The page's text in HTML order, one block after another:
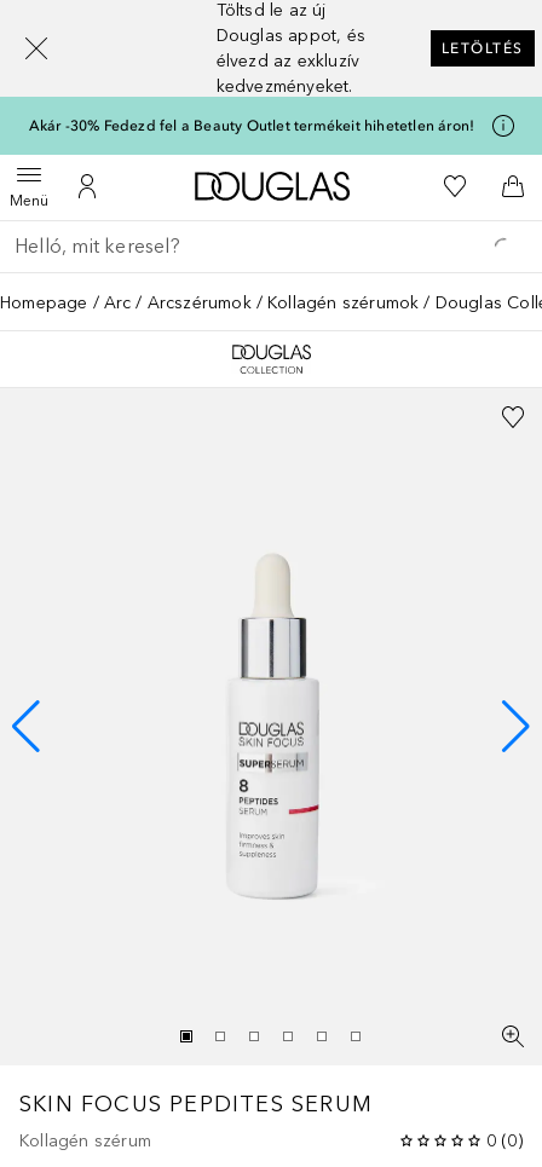
Töltsd le az új
Douglas appot, és
élvezd az exkluzív
kedvezményeket.
LETÖLTÉS
Akár -30% Fedezd fel a Beauty Outlet termékeit hihetetlen áron!
MenüMenü megnyitása
A fiókomhoz
A Douglas Főoldalra
A
Menj vissza
Keresés végrehajtása
Homepage Arc Arcszérumok Kollagén szérumok Douglas
SKIN FOCUS PEPDITES SERUM
Kollagén szérum 0 (0)
[navigation.slideout.screenreader]